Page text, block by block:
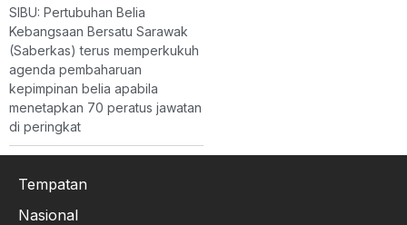
SIBU: Pertubuhan Belia
Kebangsaan Bersatu Sarawak
(Saberkas) terus memperkukuh
agenda pembaharuan
kepimpinan belia apabila
menetapkan 70 peratus jawatan
di peringkat
Tempatan
Nasional